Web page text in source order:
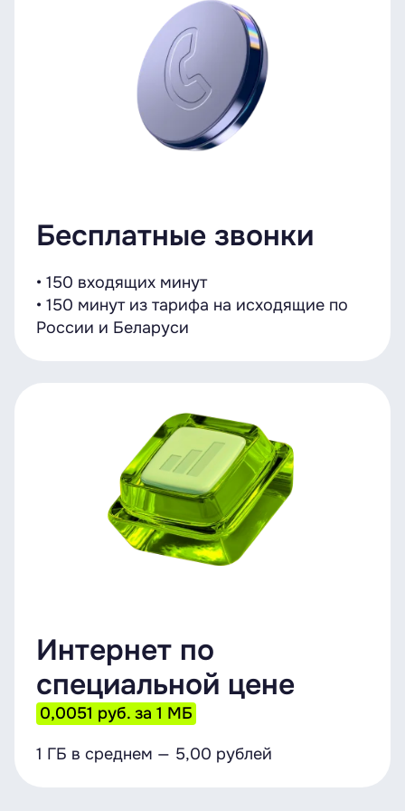
Бесплатные звонки
• 150 входящих минут
• 150 минут из тарифа на исходящие по
России и Беларуси
Интернет по
специальной цене
0,0051 руб. за 1 МБ
1 ГБ в среднем — 5,00 рублей